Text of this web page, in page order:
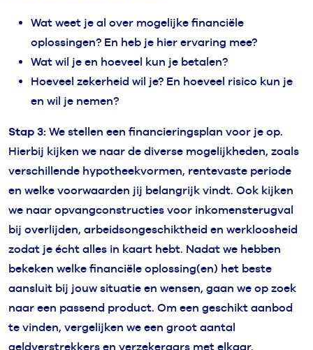
Wat weet je al over mogelijke financiële
oplossingen? En heb je hier ervaring mee?
Wat wil je en hoeveel kun je betalen?
Hoeveel zekerheid wil je? En hoeveel risico kun je
en wil je nemen?
Stap 3: We stellen een financieringsplan voor je op.
Hierbij kijken we naar de diverse mogelijkheden, zoals
verschillende hypotheekvormen, rentevaste periode
en welke voorwaarden jij belangrijk vindt. Ook kijken
we naar opvangconstructies voor inkomensterugval
bij overlijden, arbeidsongeschiktheid en werkloosheid
zodat je écht alles in kaart hebt. Nadat we hebben
bekeken welke financiële oplossing(en) het beste
aansluit bij jouw situatie en wensen, gaan we op zoek
naar een passend product. Om een geschikt aanbod
te vinden, vergelijken we een groot aantal
geldverstrekkers en verzekeraars met elkaar.